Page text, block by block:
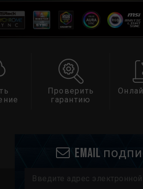
Проверить
гарантию
Email